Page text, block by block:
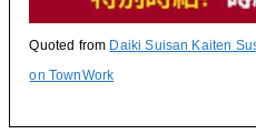
Quoted from Daiki Suisan Kaiten
on TownWork